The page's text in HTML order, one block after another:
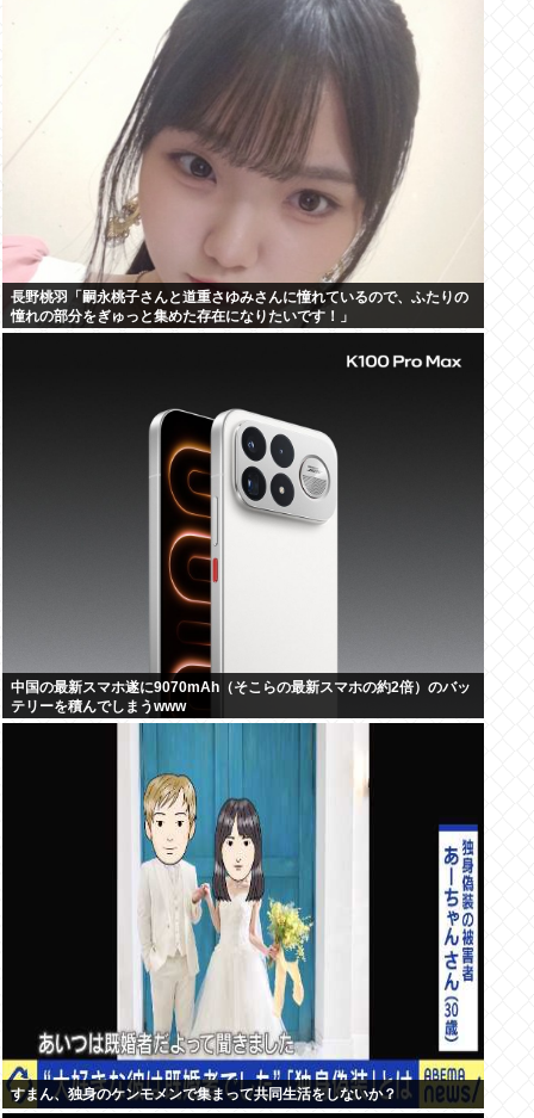
長野桃羽「嗣永桃子さんと道重さゆみさんに憧れているので、ふたりの
憧れの部分をぎゅっと集めた存在になりたいです！」
中国の最新スマホ遂に9070mAh（そこらの最新スマホの約2倍）のバッ
テリーを積んでしまうwww
すまん、独身のケンモメンで集まって共同生活をしないか？